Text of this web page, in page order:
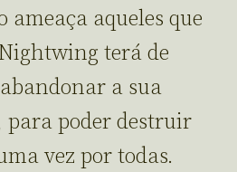
ameaça aqueles que
terá de
a sua
para poder destruir
vez por todas.